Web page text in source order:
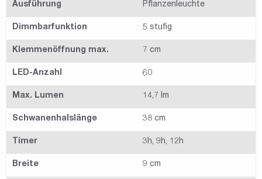
Ausführung Pflanzenleuchte
Dimmbarfunktion 5 stufig
Klemmenöffnung max. 7 cm
LED-Anzahl 60
Max. Lumen 14,7 lm
Schwanenhalslänge 38 cm
Timer 3h, 9h, 12h
Breite 9 cm